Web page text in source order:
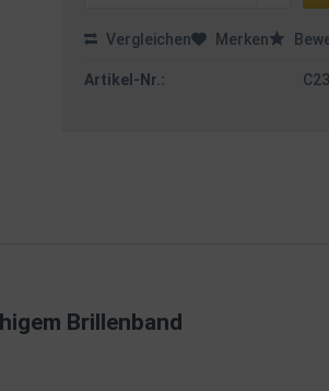
Vergleichen Merken
Artikel-Nr.:
Brillenband